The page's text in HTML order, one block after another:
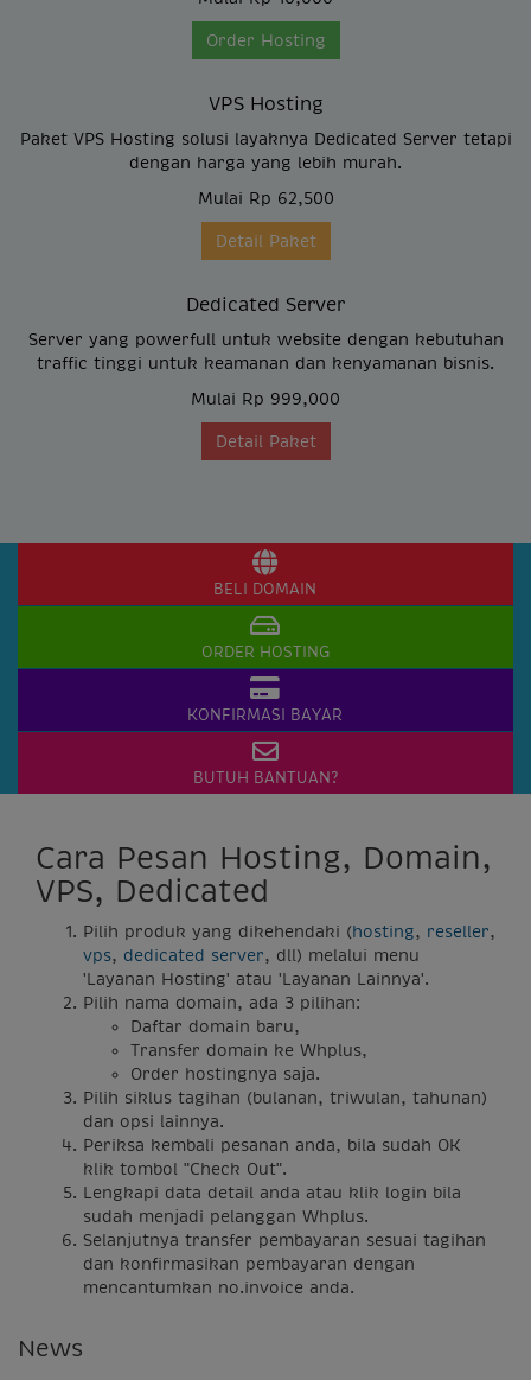
Order Hosting
VPS Hosting
Paket VPS Hosting solusi layaknya Dedicated Server tetapi
dengan harga yang lebih murah.
Mulai Rp 62,500
Detail Paket
Dedicated Server
Server yang powerfull untuk website dengan kebutuhan
traffic tinggi untuk keamanan dan kenyamanan bisnis.
Mulai Rp 999,000
Detail Paket
BELI DOMAIN
ORDER HOSTING
KONFIRMASI BAYAR
BUTUH BANTUAN?
Cara Pesan Hosting, Domain,
VPS, Dedicated
Pilih produk yang dikehendaki ( hosting, reseller,
vps, dedicated server, dll) melalui menu
'Layanan Hosting' atau 'Layanan Lainnya'.
Pilih nama domain, ada 3 pilihan:
Daftar domain baru,
Transfer domain ke Whplus,
Order hostingnya saja.
Pilih siklus tagihan (bulanan, triwulan, tahunan)
dan opsi lainnya.
Periksa kembali pesanan anda, bila sudah OK
klik tombol "Check Out".
Lengkapi data detail anda atau klik login bila
sudah menjadi pelanggan Whplus.
Selanjutnya transfer pembayaran sesuai tagihan
dan konfirmasikan pembayaran dengan
mencantumkan no.invoice anda.
News